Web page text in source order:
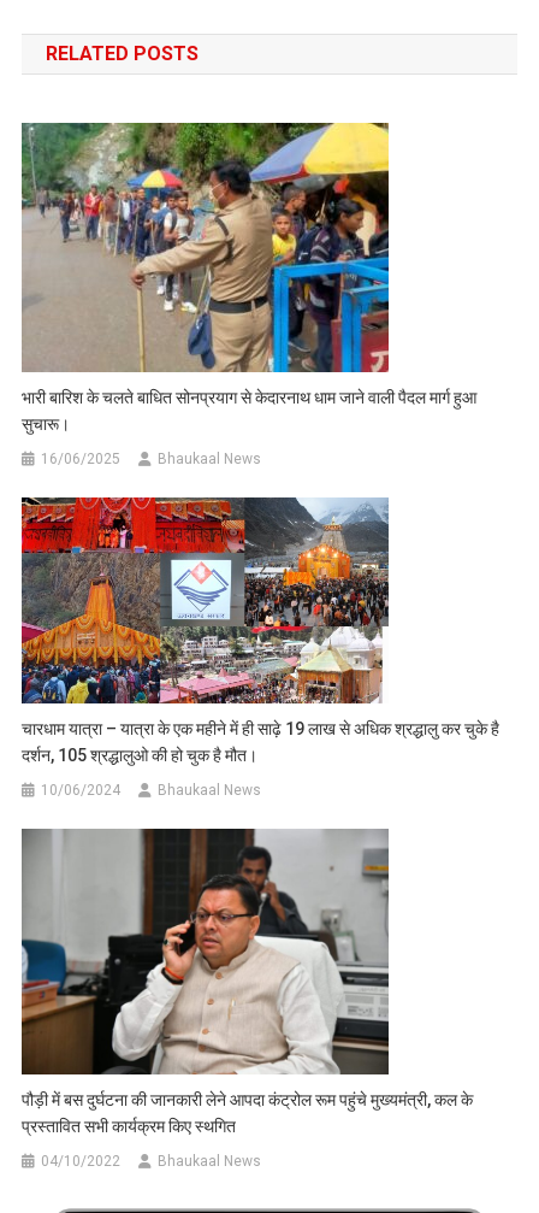
navigation
RELATED POSTS
भारी बारिश के चलते बाधित सोनप्रयाग से केदारनाथ धाम जाने वाली पैदल मार्ग हुआ
सुचारू।
16/06/2025 Bhaukaal News
चारधाम यात्रा – यात्रा के एक महीने में ही साढ़े 19 लाख से अधिक श्रद्धालु कर चुके है
दर्शन, 105 श्रद्धालुओ की हो चुक है मौत।
10/06/2024 Bhaukaal News
पौड़ी में बस दुर्घटना की जानकारी लेने आपदा कंट्रोल रूम पहुंचे मुख्यमंत्री, कल के
प्रस्तावित सभी कार्यक्रम किए स्थगित
04/10/2022 Bhaukaal News